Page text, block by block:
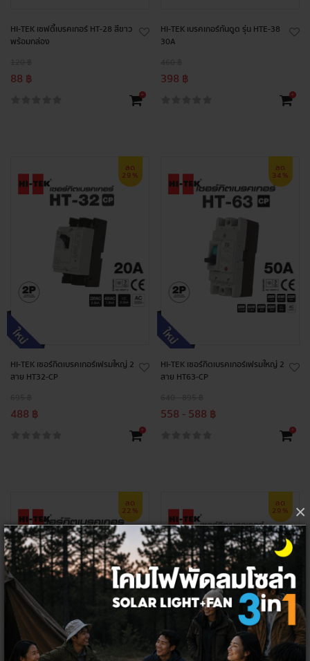
×
HI-TEK เซฟตี้เบรคเกอร์ HT-28 สีขาว
พร้อมกล่อง
88 ฿
+
HI-TEK เบรคเกอร์กันดูด รุ่น HTE-38
30A
398 ฿
+
ลด
29%
HI-TEK เซอร์กิตเบรคเกอร์เฟรมใหญ่ 2
สาย HT32-CP
488 ฿
+
ลด
34%
HI-TEK เซอร์กิตเบรคเกอร์เฟรมใหญ่ 2
สาย HT63-CP
558 - 588 ฿
+
ลด
22%
ลด
29%